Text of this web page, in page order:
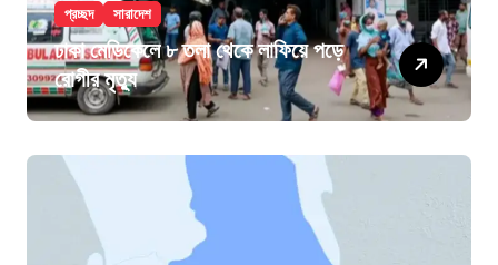
প্রচ্ছদ সারাদেশ
ঢাকা মেডিকেলে ৮ তলা থেকে লাফিয়ে পড়ে
রোগীর মৃত্যু